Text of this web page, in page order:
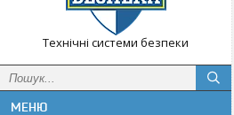
Технічні системи безпеки